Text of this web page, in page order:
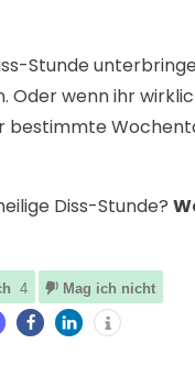
Stunde
wenn ihr
Diss-Stunde?
4 Mag ich nicht